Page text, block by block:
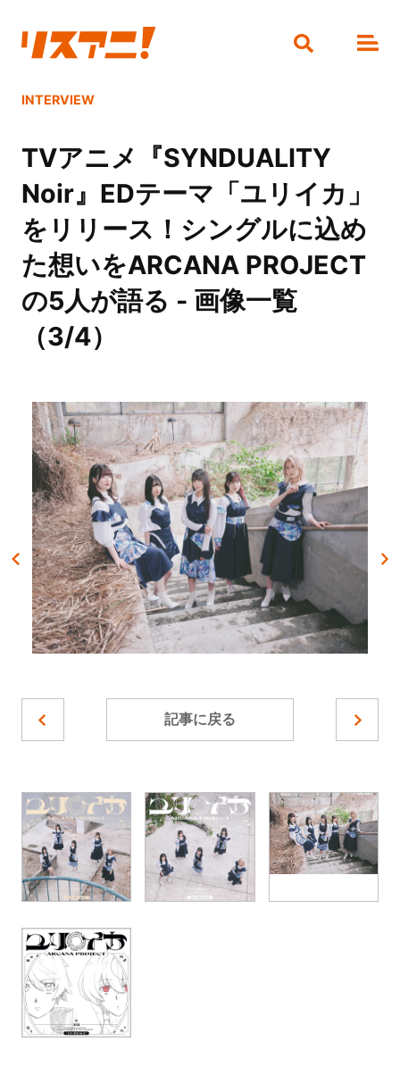
INTERVIEW
TVアニメ『SYNDUALITY
Noir』EDテーマ「ユリイカ」
をリリース！シングルに込め
た想いをARCANA PROJECT
の5人が語る - 画像一覧
（3/4）
記事に戻る